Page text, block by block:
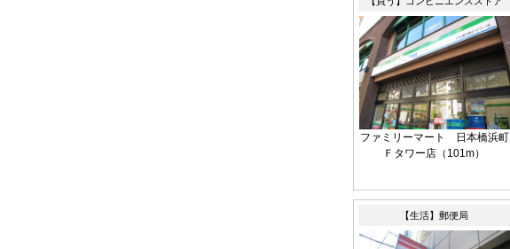
ファミリーマート 日本橋浜町
Ｆタワー店（101m）
【生活】郵便局